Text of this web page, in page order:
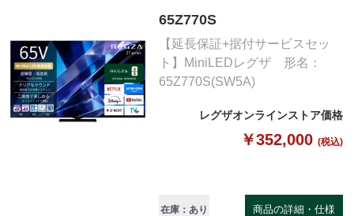
65Z770S
【延長保証+据付サービスセッ
ト】MiniLEDレグザ 形名：
65Z770S(SW5A)
レグザオンラインストア価格
￥352,000 (税込)
在庫：あり 商品の詳細・仕様